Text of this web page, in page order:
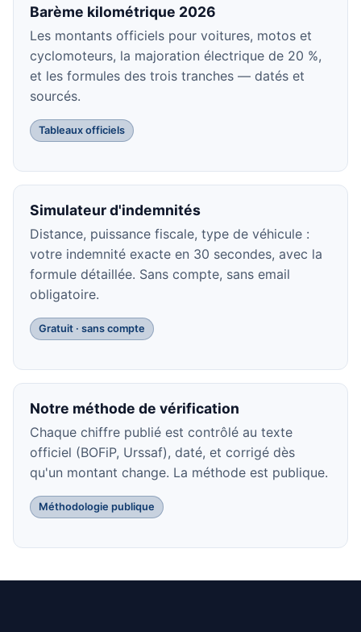
Barème kilométrique 2026
Les montants officiels pour voitures, motos et
cyclomoteurs, la majoration électrique de 20 %,
et les formules des trois tranches — datés et
sourcés.
Tableaux officiels
Simulateur d'indemnités
Distance, puissance fiscale, type de véhicule :
votre indemnité exacte en 30 secondes, avec la
formule détaillée. Sans compte, sans email
obligatoire.
Gratuit · sans compte
Notre méthode de vérification
Chaque chiffre publié est contrôlé au texte
officiel (BOFiP, Urssaf), daté, et corrigé dès
qu'un montant change. La méthode est publique.
Méthodologie publique